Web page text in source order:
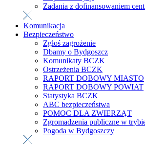
Zadania z dofinansowaniem
Komunikacja
Bezpieczeństwo
Zgłoś zagrożenie
Dbamy o Bydgoszcz
Komunikaty BCZK
Ostrzeżenia BCZK
RAPORT DOBOWY MIASTO
RAPORT DOBOWY POWIAT
Statystyka BCZK
ABC bezpieczeństwa
POMOC DLA ZWIERZĄT
Zgromadzenia publiczne w
Pogoda w Bydgoszczy